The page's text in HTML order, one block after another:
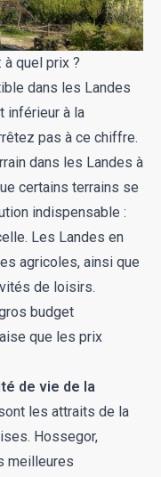
à quel prix ?
dans les Landes
inférieur à la
pas à ce chiffre.
dans les Landes à
certains terrains se
indispensable :
Les Landes en
agricoles, ainsi que
de loisirs.
budget
que les prix
de vie de la
les attraits de la
Hossegor,
meilleures